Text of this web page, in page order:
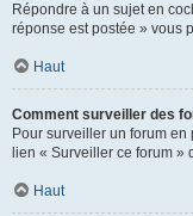
Répondre à un sujet en
réponse est postée » vous
Haut
Comment surveiller des
Pour surveiller un forum
lien « Surveiller ce forum »
Haut